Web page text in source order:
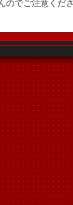
のでご注意くだ